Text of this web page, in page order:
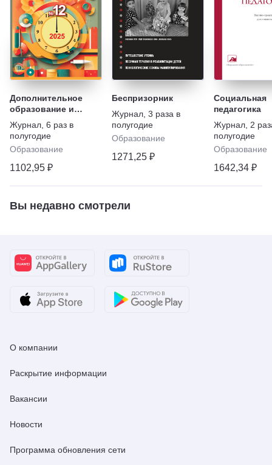
Дополнительное
образование и
воспитание с
приложением
Журнал 6 раз в
полугодие
Образование
1102,95 ₽
Беспризорник
Журнал 3 раза в
полугодие
Образование
1271,25 ₽
Социальная
педагогика
Журнал 2
полугодие
Образование
1642,34 ₽
Вы недавно смотрели
О компании
Раскрытие информации
Вакансии
Новости
Программа обновления сети